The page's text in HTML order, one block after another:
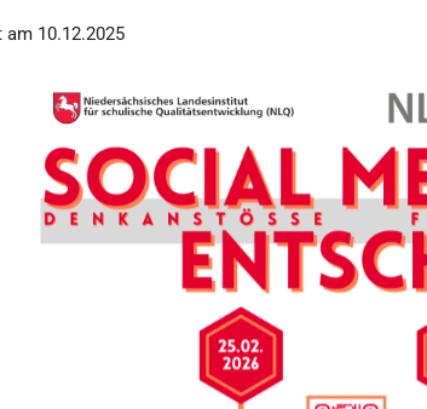
am 10.12.2025